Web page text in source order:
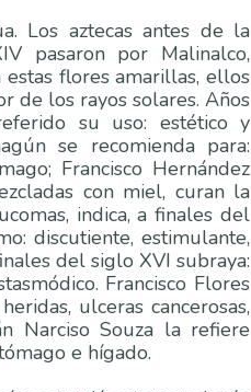
Los aztecas antes de la
pasaron por Malinalco,
flores amarillas, ellos
de los rayos solares. Años
su uso: estético y
se recomienda para:
Francisco Hernández
con miel, curan la
indica, a finales del
discutiente, estimulante,
del siglo XVI subraya:
Francisco Flores
ulceras cancerosas,
Narciso Souza la refiere
e hígado.